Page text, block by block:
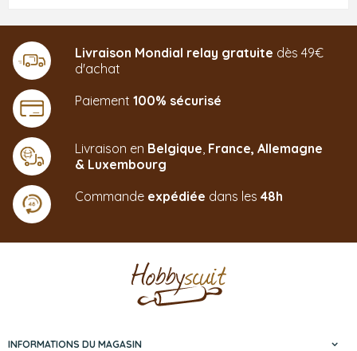
Livraison Mondial relay gratuite dès 49€
d'achat
Paiement 100% sécurisé
Livraison en Belgique France, Allemagne
& Luxembourg
Commande expédiée dans les 48h
INFORMATIONS DU MAGASIN